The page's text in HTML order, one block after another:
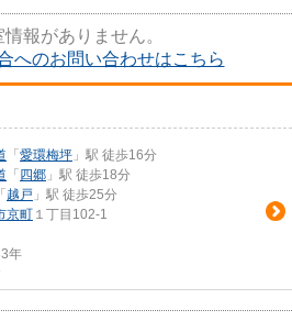
報がありません。
へのお問い合わせはこちら
「 愛環梅坪 」駅 徒歩16分
「 四郷 」駅 徒歩18分
「 越戸 」駅 徒歩25分
京町 １丁目102-1
年